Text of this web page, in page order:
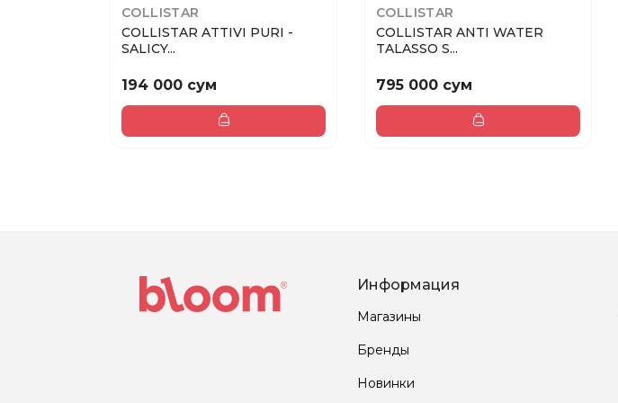
COLLISTAR
COLLISTAR ATTIVI PURI -
SALICY...
194 000 сум
COLLISTAR
COLLISTAR ANTI WATER
TALASSO S...
795 000 сум
Информация
Магазины
Бренды
Новинки